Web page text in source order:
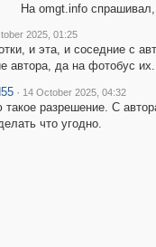
На omgt.info
2025, 01:25
и эта, и соседние с
автора, да на фотобус их.
· 14 October 2025, 04:32
разрешение. С
что угодно.